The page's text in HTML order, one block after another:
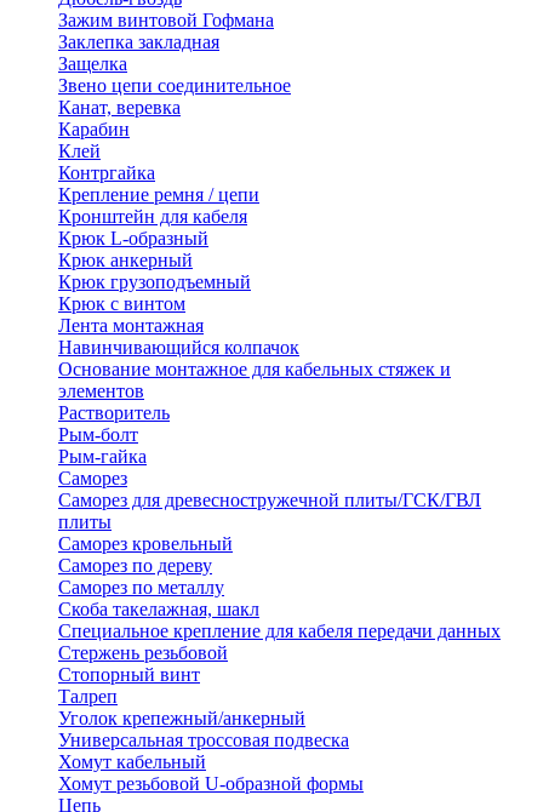
Зажим винтовой Гофмана
Заклепка закладная
Защелка
Звено цепи соединительное
Канат, веревка
Карабин
Клей
Контргайка
Крепление ремня / цепи
Кронштейн для кабеля
Крюк L-образный
Крюк анкерный
Крюк грузоподъемный
Крюк с винтом
Лента монтажная
Навинчивающийся колпачок
Основание монтажное для кабельных стяжек и
элементов
Растворитель
Рым-болт
Рым-гайка
Саморез
Саморез для древесностружечной плиты/ГСК/ГВЛ
плиты
Саморез кровельный
Саморез по дереву
Саморез по металлу
Скоба такелажная, шакл
Специальное крепление для кабеля передачи данных
Стержень резьбовой
Стопорный винт
Талреп
Уголок крепежный/анкерный
Универсальная троссовая подвеска
Хомут кабельный
Хомут резьбовой U-образной формы
Цепь